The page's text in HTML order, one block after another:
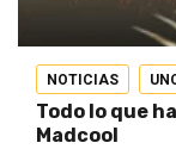
NOTICIAS
Todo lo que
Madcool